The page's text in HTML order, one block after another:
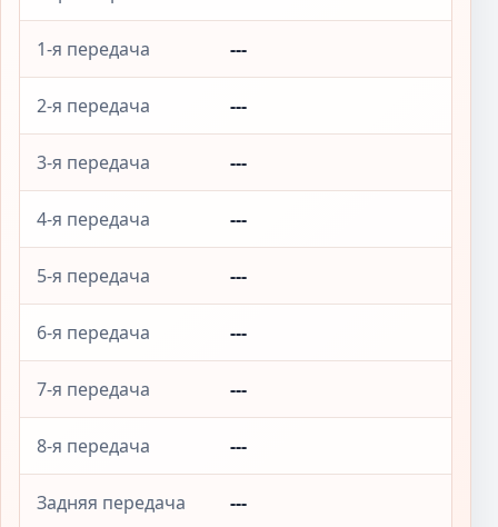
1-я передача ---
2-я передача ---
3-я передача ---
4-я передача ---
5-я передача ---
6-я передача ---
7-я передача ---
8-я передача ---
Задняя передача ---